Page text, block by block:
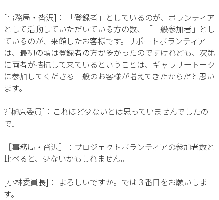
[事務局・沓沢]： 「登録者」としているのが、ボランティア
として活動していただいている方の数、「一般参加者」とし
ているのが、来館したお客様です。サポートボランティア
は、最初の頃は登録者の方が多かったのですけれども、次第
に両者が拮抗して来ているということは、ギャラリートーク
に参加してくださる一般のお客様が増えてきたからだと思い
ます。
?[榊原委員]：これほど少ないとは思っていませんでしたの
で。
［事務局・沓沢］：プロジェクトボランティアの参加者数と
比べると、少ないかもしれません。
[小林委員長]： よろしいですか。では３番目をお願いしま
す。